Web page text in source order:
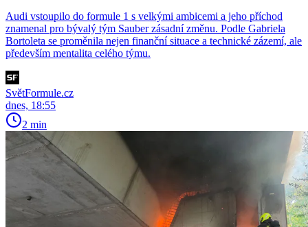
Audi vstoupilo do formule 1 s velkými ambicemi a jeho příchod
znamenal pro bývalý tým Sauber zásadní změnu. Podle Gabriela
Bortoleta se proměnila nejen finanční situace a technické zázemí, ale
především mentalita celého týmu.
SvětFormule.cz
dnes, 18:55
2 min